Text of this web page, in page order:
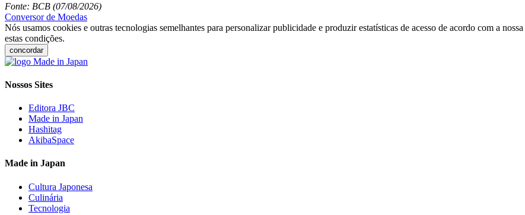
Fonte: BCB (07/08/2026)
Conversor de Moedas
Nós usamos cookies e outras tecnologias semelhantes para personalizar publicidade e produzir estatísticas de acesso de acordo com a nossa
estas condições.
concordar
Nossos Sites
Editora JBC
Made in Japan
Hashitag
AkibaSpace
Made in Japan
Cultura Japonesa
Culinária
Tecnologia